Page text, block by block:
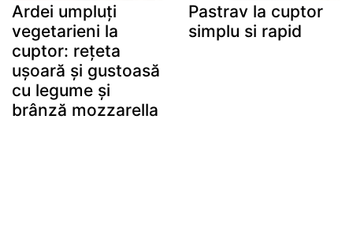
Ardei umpluți
vegetarieni la
cuptor: rețeta
ușoară și gustoasă
cu legume și
brânză mozzarella
Pastrav la cuptor
simplu si rapid